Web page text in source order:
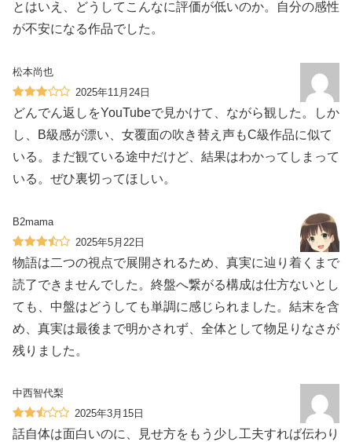
とはいえ、どうしてこんなに評価が低いのか。自分の感性
が不安になる作品でした。
松本尚也
2025年11月24日
どんでん返しをYouTubeで見かけて、ながら観した。しか
し、B級感が漂い、女覆面の吹き替え声もC級作品に似て
いる。まだ観ている途中だけど、結果はわかってしまって
いる。ぜひ裏切ってほしい。
B2mama
2025年5月22日
物語は二つの視点で展開されるため、真実に辿り着くまで
読了できませんでした。終盤へ繋がる構成は仕方ないとし
ても、中盤はどうしても単調に感じられました。結末を含
め、真実は最後まで明かされず、全体として物足りなさが
残りました。
中西智代梨
2025年3月15日
話自体は面白いのに、見せ方をもう少し工夫すれば伝わり